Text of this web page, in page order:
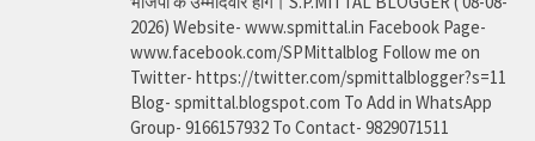
2026) Website- www.spmittal.in Facebook Page-
www.facebook.com/SPMittalblog Follow me on
Twitter- https://twitter.com/spmittalblogger?s=11
Blog- spmittal.blogspot.com To Add in WhatsApp
Group- 9166157932 To Contact- 9829071511